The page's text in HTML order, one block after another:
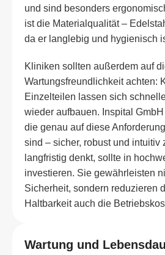
und sind besonders
ist die Materialqualität –
da er langlebig und hygienisch
Kliniken sollten außerdem auf
Wartungsfreundlichkeit achten:
Einzelteilen lassen sich
wieder aufbauen. Inspital
die genau auf diese
sind – sicher, robust und intuitiv
langfristig denkt, sollte in
investieren. Sie gewährleisten
Sicherheit, sondern reduzieren
Haltbarkeit auch die
Wartung und